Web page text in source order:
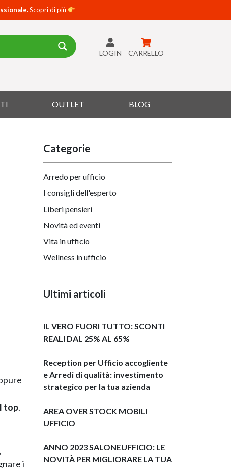
Scopri di più
LOGIN CARRELLO
OUTLET BLOG
top.
,
i
Categorie
Arredo per ufficio
I consigli dell'esperto
Liberi pensieri
Novità ed eventi
Vita in ufficio
Wellness in ufficio
Ultimi articoli
IL VERO FUORI TUTTO: SCONTI
REALI DAL 25% AL 65%
Reception per Ufficio accogliente
e Arredi di qualità: investimento
strategico per la tua azienda
AREA OVER STOCK MOBILI
UFFICIO
ANNO 2023 SALONEUFFICIO: LE
NOVITÀ PER MIGLIORARE LA TUA